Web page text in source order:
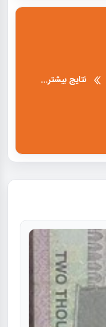
نتایج بیشتر...